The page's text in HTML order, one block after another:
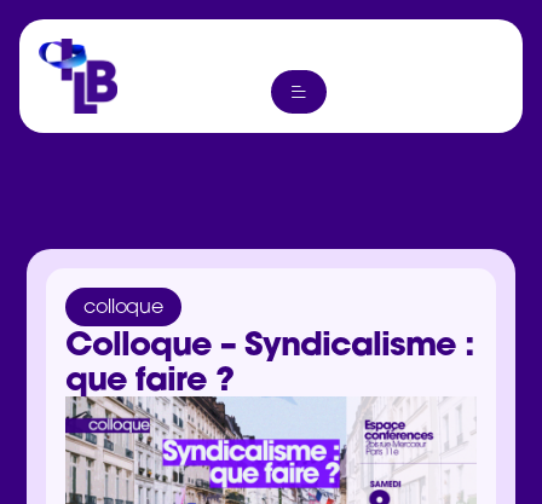
colloque
Colloque – Syndicalisme :
que faire ?